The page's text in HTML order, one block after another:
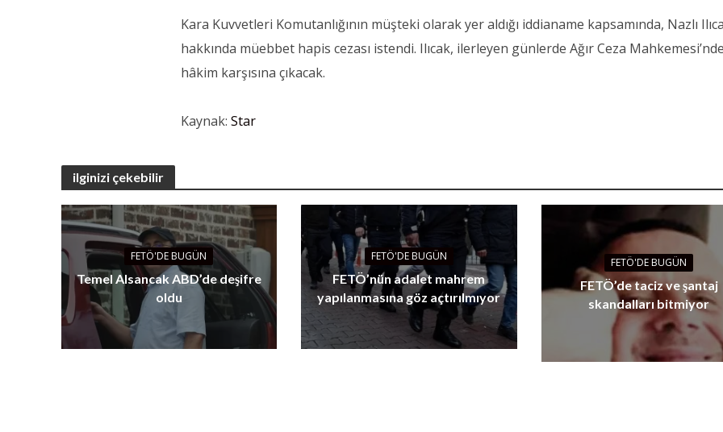
Kara Kuvvetleri Komutanlığının müşteki olarak yer aldığı iddianame kapsamında, Nazlı
hakkında müebbet hapis cezası istendi. Ilıcak, ilerleyen günlerde Ağır Ceza Mahkemesi’nde
hâkim karşısına çıkacak.
Kaynak:Star
ilginizi çekebilir
FETÖ'DE BUGÜN
Temel Alsancak ABD’de deşifre
oldu
FETÖ'DE BUGÜN
FETÖ’nün adalet mahrem
yapılanmasına göz açtırılmıyor
FETÖ'DE BUGÜN
FETÖ’de taciz ve şantaj
skandalları bitmiyor